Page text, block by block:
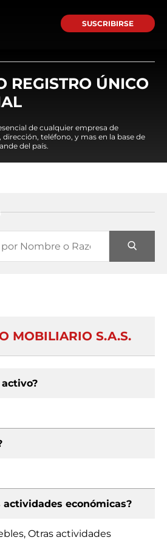
SUSCRIBIRSE
REGISTRO ÚNICO
de cualquier empresa de
teléfono, y mas en la base de
del país.
MOBILIARIO S.A.S.
activo?
actividades económicas?
Otras actividades